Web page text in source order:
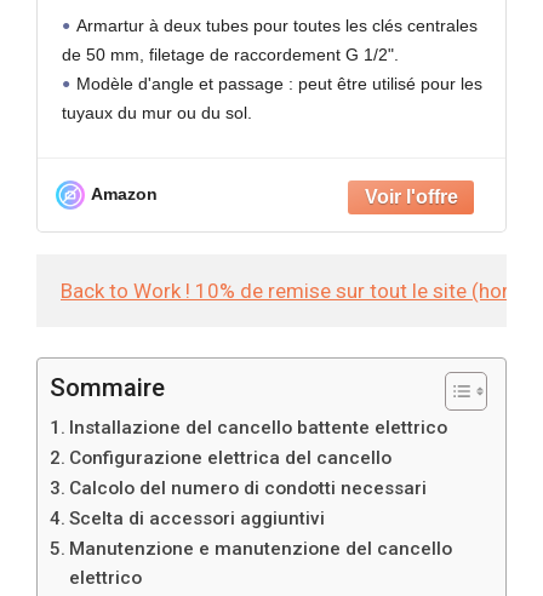
Armartur à deux tubes pour toutes les clés centrales
de 50 mm, filetage de raccordement G 1/2".
Modèle d'angle et passage : peut être utilisé pour les
tuyaux du mur ou du sol.
Amazon
Back to Work ! 10% de remise sur tout le site (hors
Sommaire
Installazione del cancello battente elettrico
Configurazione elettrica del cancello
Calcolo del numero di condotti necessari
Scelta di accessori aggiuntivi
Manutenzione e manutenzione del cancello
elettrico